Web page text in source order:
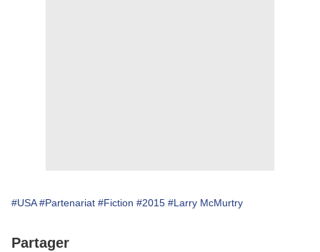
#USA #Partenariat #Fiction #2015 #Larry McMurtry
Partager